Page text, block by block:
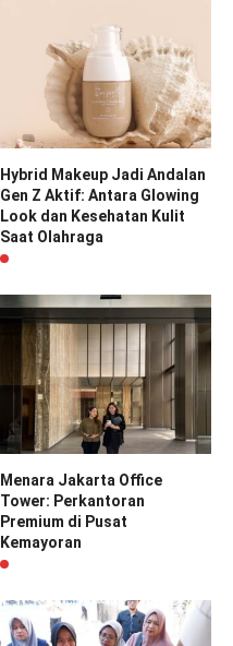
Hybrid Makeup Jadi Andalan
Gen Z Aktif: Antara Glowing
Look dan Kesehatan Kulit
Saat Olahraga
Menara Jakarta Office
Tower: Perkantoran
Premium di Pusat
Kemayoran